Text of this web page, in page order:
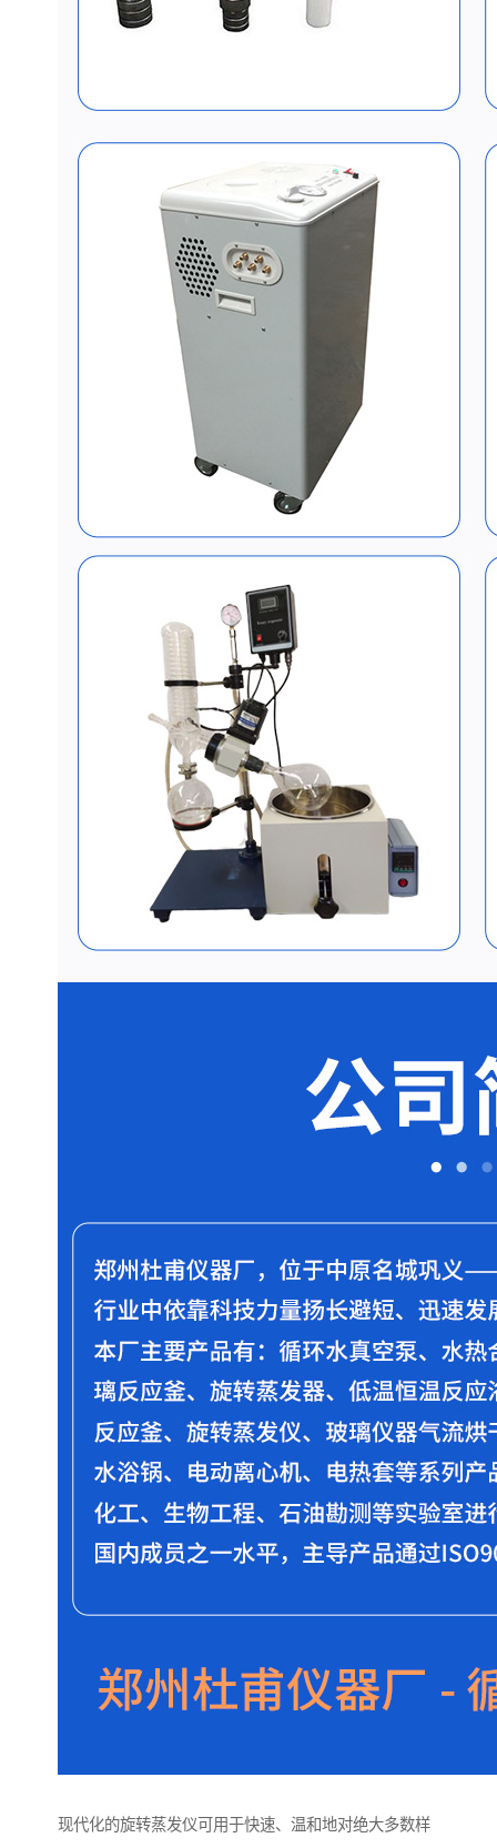
现代化的旋转蒸发仪可用于快速、温和地对绝大多数样